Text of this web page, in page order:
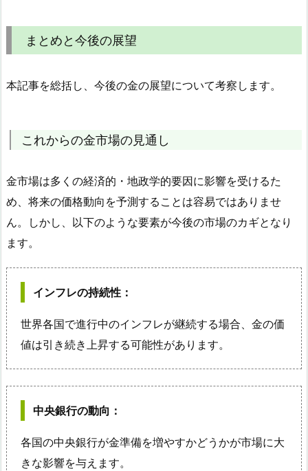
まとめと今後の展望
本記事を総括し、今後の金の展望について考察します。
これからの金市場の見通し
金市場は多くの経済的・地政学的要因に影響を受けるた
め、将来の価格動向を予測することは容易ではありませ
ん。しかし、以下のような要素が今後の市場のカギとなり
ます。
インフレの持続性 ：
世界各国で進行中のインフレが継続する場合、金の価
値は引き続き上昇する可能性があります。
中央銀行の動向 ：
各国の中央銀行が金準備を増やすかどうかが市場に大
きな影響を与えます。